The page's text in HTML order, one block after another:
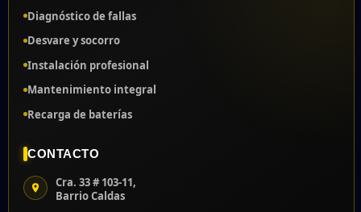
Diagnóstico de fallas
Desvare y socorro
Instalación profesional
Mantenimiento integral
Recarga de baterías
CONTACTO
Cra. 33 # 103-11,
Barrio Caldas